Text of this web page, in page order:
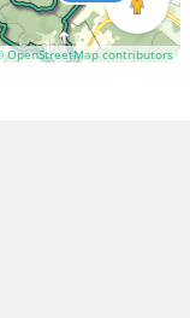
OpenStreetMap contributors